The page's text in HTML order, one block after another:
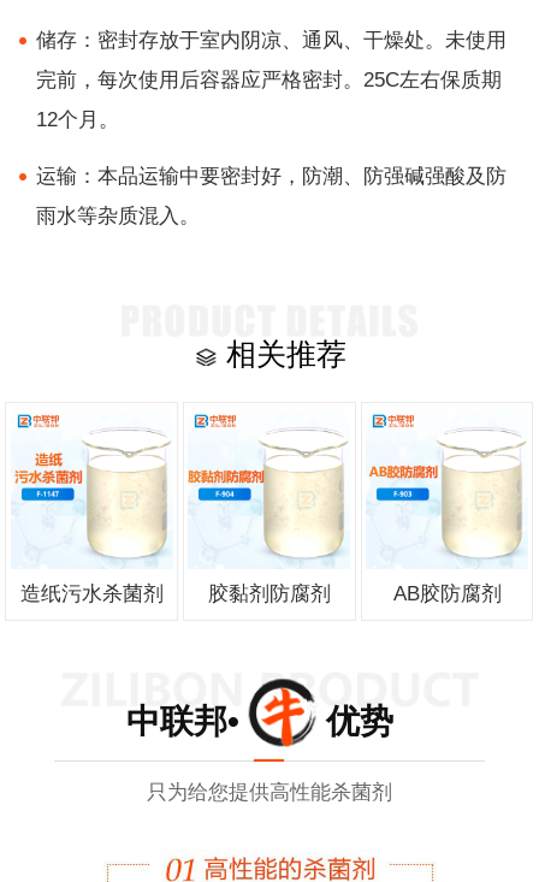
储存：密封存放于室内阴凉、通风、干燥处。未使用
完前，每次使用后容器应严格密封。25C左右保质期
12个月。
运输：本品运输中要密封好，防潮、防强碱强酸及防
雨水等杂质混入。
相关推荐
造纸污水杀菌剂 胶黏剂防腐剂 AB胶防腐剂
中联邦• 优势
只为给您提供高性能杀菌剂